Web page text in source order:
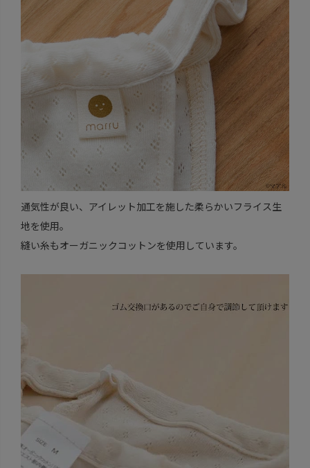
通気性が良い、アイレット加工を施した柔らかいフライス生
地を使用。
縫い糸もオーガニックコットンを使用しています。